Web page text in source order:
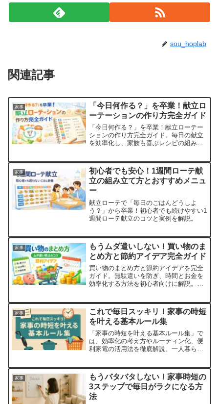
sou_hoplab
関連記事
家事
「今日何作る？」を卒業！献立ロ
ーテーションの作り方完全ガイド
「今日何作る？」を卒業！献立ローテー
ションの作り方完全ガイド。毎日の献立
を効率化し、家族も喜ぶレシピの組み合
家事
初心者でも安心！1週間ローテ献
立の組み立て方とおすすめメニュ
ー
献立ローテで「毎日のごはんどうしよ
う？」から卒業！初心者でも続けやすい1
週間ローテ献立のコツと実例を解説。
家事
もうムダ遣いしない！買い物のま
とめ方と節約アイデア完全ガイド
買い物のまとめ方と節約アイデアを完全
ガイド。無駄遣いを防ぎ、時間とお金を
効率化する方法を初心者向けに解説。タ
す。
家事
これで毎日スッキリ！家事の時短
を叶える基本ルール集
「家事の時短を叶える基本ルール集」で
は、効率化の考え方やルーティン化、便
利家電の活用法を徹底解説。一人暮ら
短テクニックを網羅。忙しい毎日でも生
活に余裕を作る方法がわかります。
家事
もうバタバタしない！家事時短の
3ステップで毎日がラクになる方
法